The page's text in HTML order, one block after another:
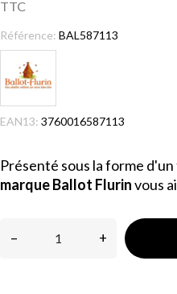
TTC
Référence: BAL587113
EAN13: 3760016587113
Présenté sous la forme
marque Ballot Flurinvous
– +